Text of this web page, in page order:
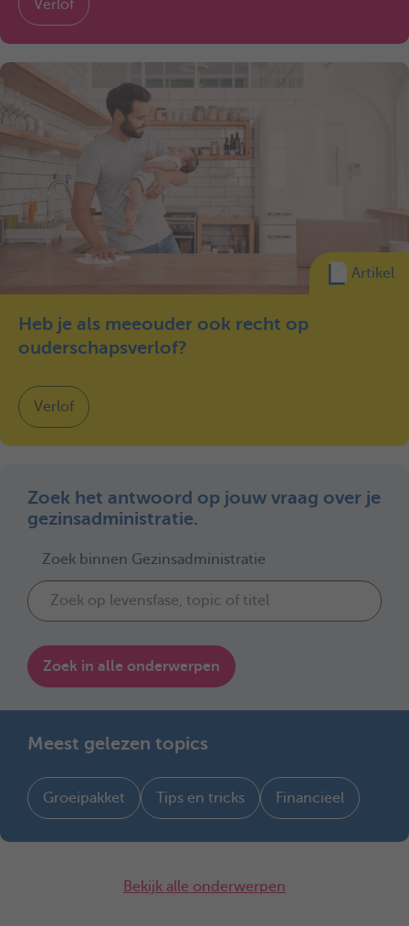
Verlof
Artikel
Heb je als meeouder ook recht op
ouderschapsverlof?
Verlof
Zoek het antwoord op jouw vraag over je
gezinsadministratie.
Zoek binnen Gezinsadministratie
Zoek in alle onderwerpen
Meest gelezen topics
Groeipakket Tips en tricks Financieel
Bekijk alle onderwerpen